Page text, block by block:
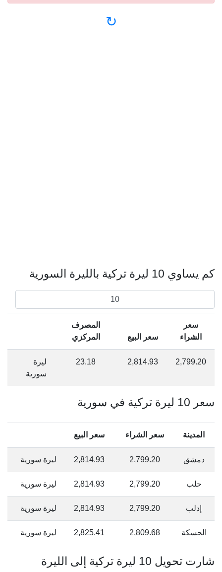
↻
كم يساوي 10 ليرة تركية بالليرة السورية
سعر
الشراء
سعر البيع
المصرف
المركزي
2,799.20
2,814.93
23.18
ليرة
سورية
سعر 10 ليرة تركية في سورية
المدينة سعر الشراء سعر البيع
دمشق 2,799.20
2,814.93 ليرة سورية
حلب 2,799.20
2,814.93 ليرة سورية
إدلب 2,799.20
2,814.93 ليرة سورية
الحسكة 2,809.68
2,825.41 ليرة سورية
شارت تحويل 10 ليرة تركية إلى الليرة